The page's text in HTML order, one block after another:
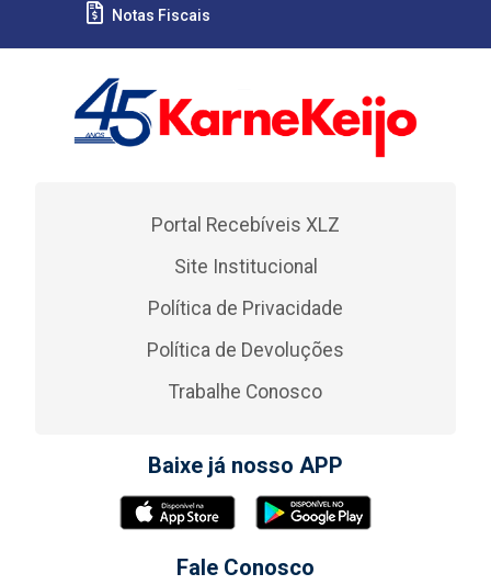
Notas Fiscais
Portal Recebíveis XLZ
Site Institucional
Política de Privacidade
Política de Devoluções
Trabalhe Conosco
Baixe já nosso APP
Fale Conosco